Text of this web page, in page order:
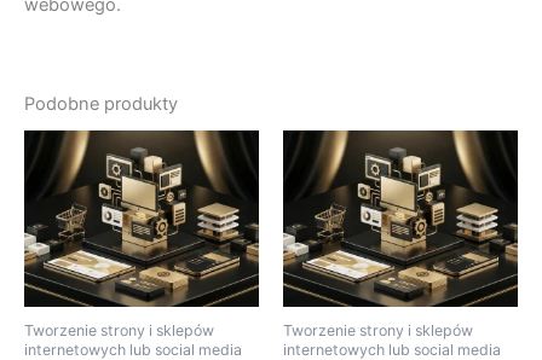
webowego.
Podobne produkty
Tworzenie strony i sklepów
internetowych lub social media
Tworzenie strony i sklepów
internetowych lub social media